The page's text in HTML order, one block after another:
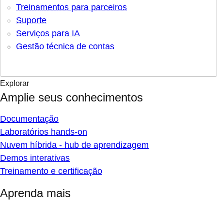
Treinamentos para parceiros
Suporte
Serviços para IA
Gestão técnica de contas
Explorar
Amplie seus conhecimentos
Documentação
Laboratórios hands-on
Nuvem híbrida - hub de aprendizagem
Demos interativas
Treinamento e certificação
Aprenda mais